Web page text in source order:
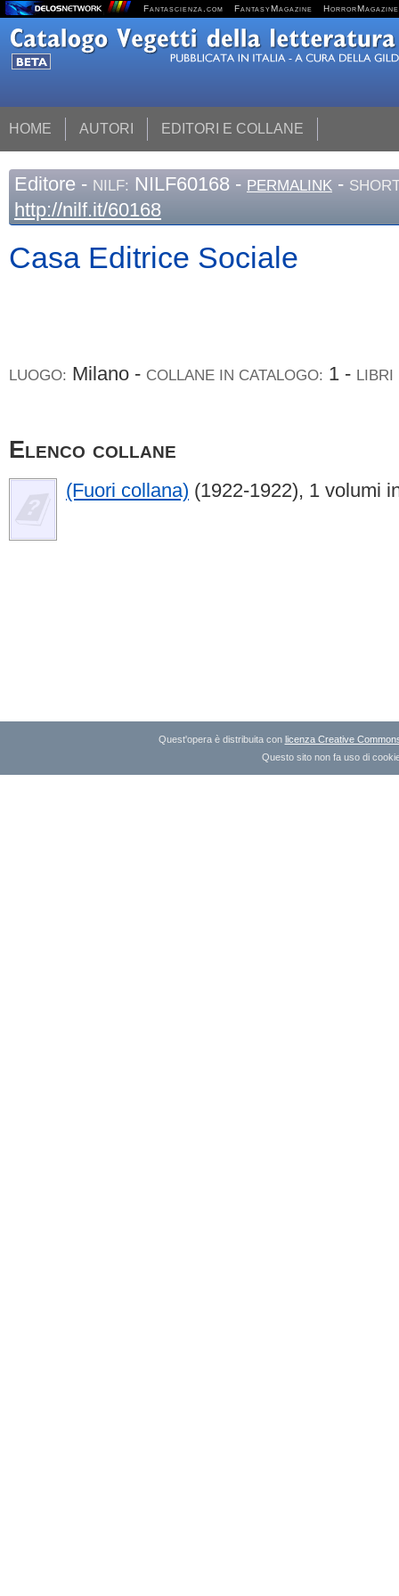
Fantascienza.com FantasyMagazine HorrorMagazine
HOME AUTORI EDITORI E COLLANE
Editore - NILF: NILF60168 - PERMALINK -
http://nilf.it/60168
Casa Editrice Sociale
LUOGO: Milano - COLLANE IN CATALOGO: 1 - LIBRI
Elenco collane
(Fuori collana) (1922-1922), 1 volumi
Quest'opera è distribuita con licenza Creative
Questo sito non fa uso di